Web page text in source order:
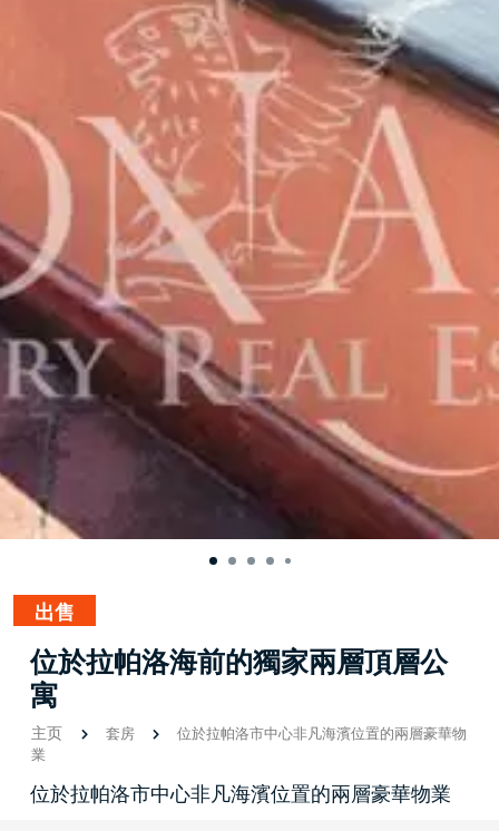
出售
位於拉帕洛海前的獨家兩層頂層公
寓
主页 套房
位於拉帕洛市中心非凡海濱位置的兩層豪華物
業
位於拉帕洛市中心非凡海濱位置的兩層豪華物業